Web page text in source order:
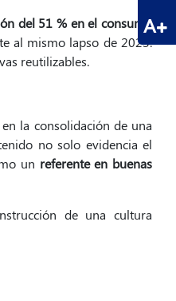
A
del 51 % en el consumo
al mismo lapso de 2023.
reutilizables.
la consolidación de una
no solo evidencia el
un referente en buenas
de una cultura